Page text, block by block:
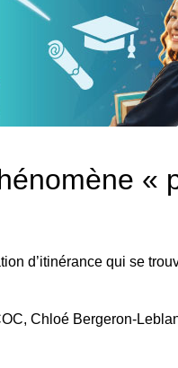
«
d’itinérance qui se
Chloé Bergeron-